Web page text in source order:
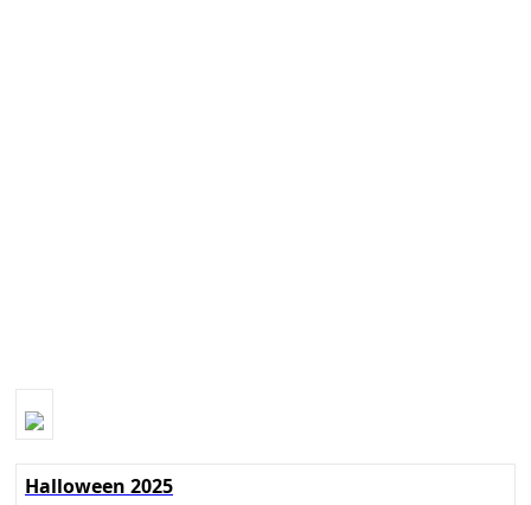
Halloween 2025